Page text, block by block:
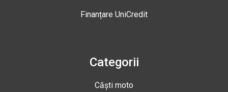
Finanțare UniCredit
Categorii
Căști moto